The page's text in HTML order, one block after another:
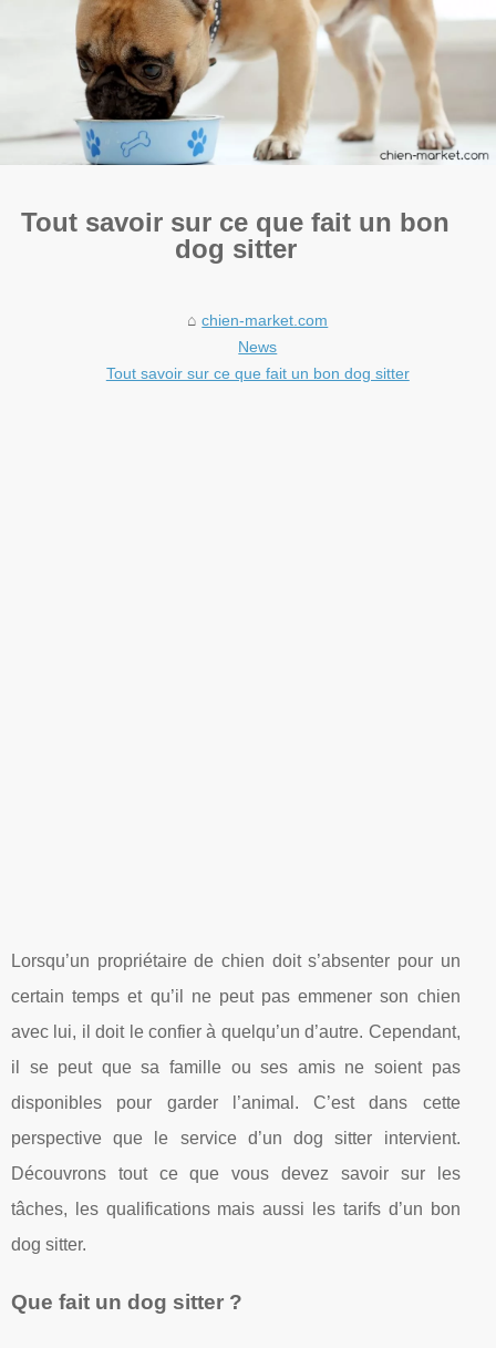
Tout savoir sur ce que fait un bon
dog sitter
chien-market.com
News
Tout savoir sur ce que fait un bon dog sitter
Lorsqu’un propriétaire de chien doit s’absenter pour un
certain temps et qu’il ne peut pas emmener son chien
avec lui, il doit le confier à quelqu’un d’autre. Cependant,
il se peut que sa famille ou ses amis ne soient pas
disponibles pour garder l’animal. C’est dans cette
perspective que le service d’un dog sitter intervient.
Découvrons tout ce que vous devez savoir sur les
tâches, les qualifications mais aussi les tarifs d’un bon
dog sitter.
Que fait un dog sitter ?